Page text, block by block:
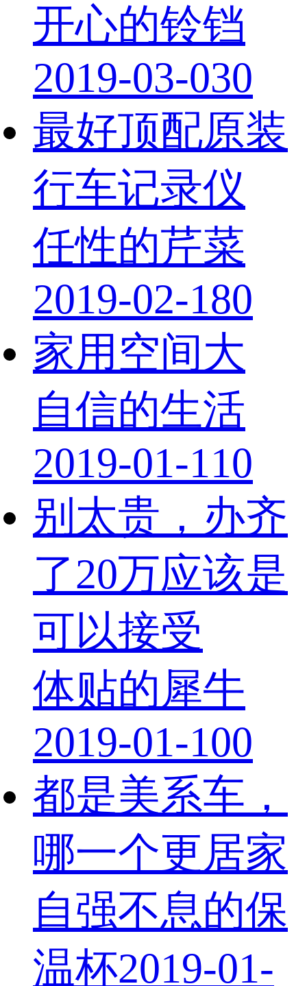
开心的铃铛
2019-03-030
最好顶配原装
行车记录仪
任性的芹菜
2019-02-180
家用空间大
自信的生活
2019-01-110
别太贵，办齐
了20万应该是
可以接受
体贴的犀牛
2019-01-100
都是美系车，
哪一个更居家
自强不息的保
温杯2019-01-